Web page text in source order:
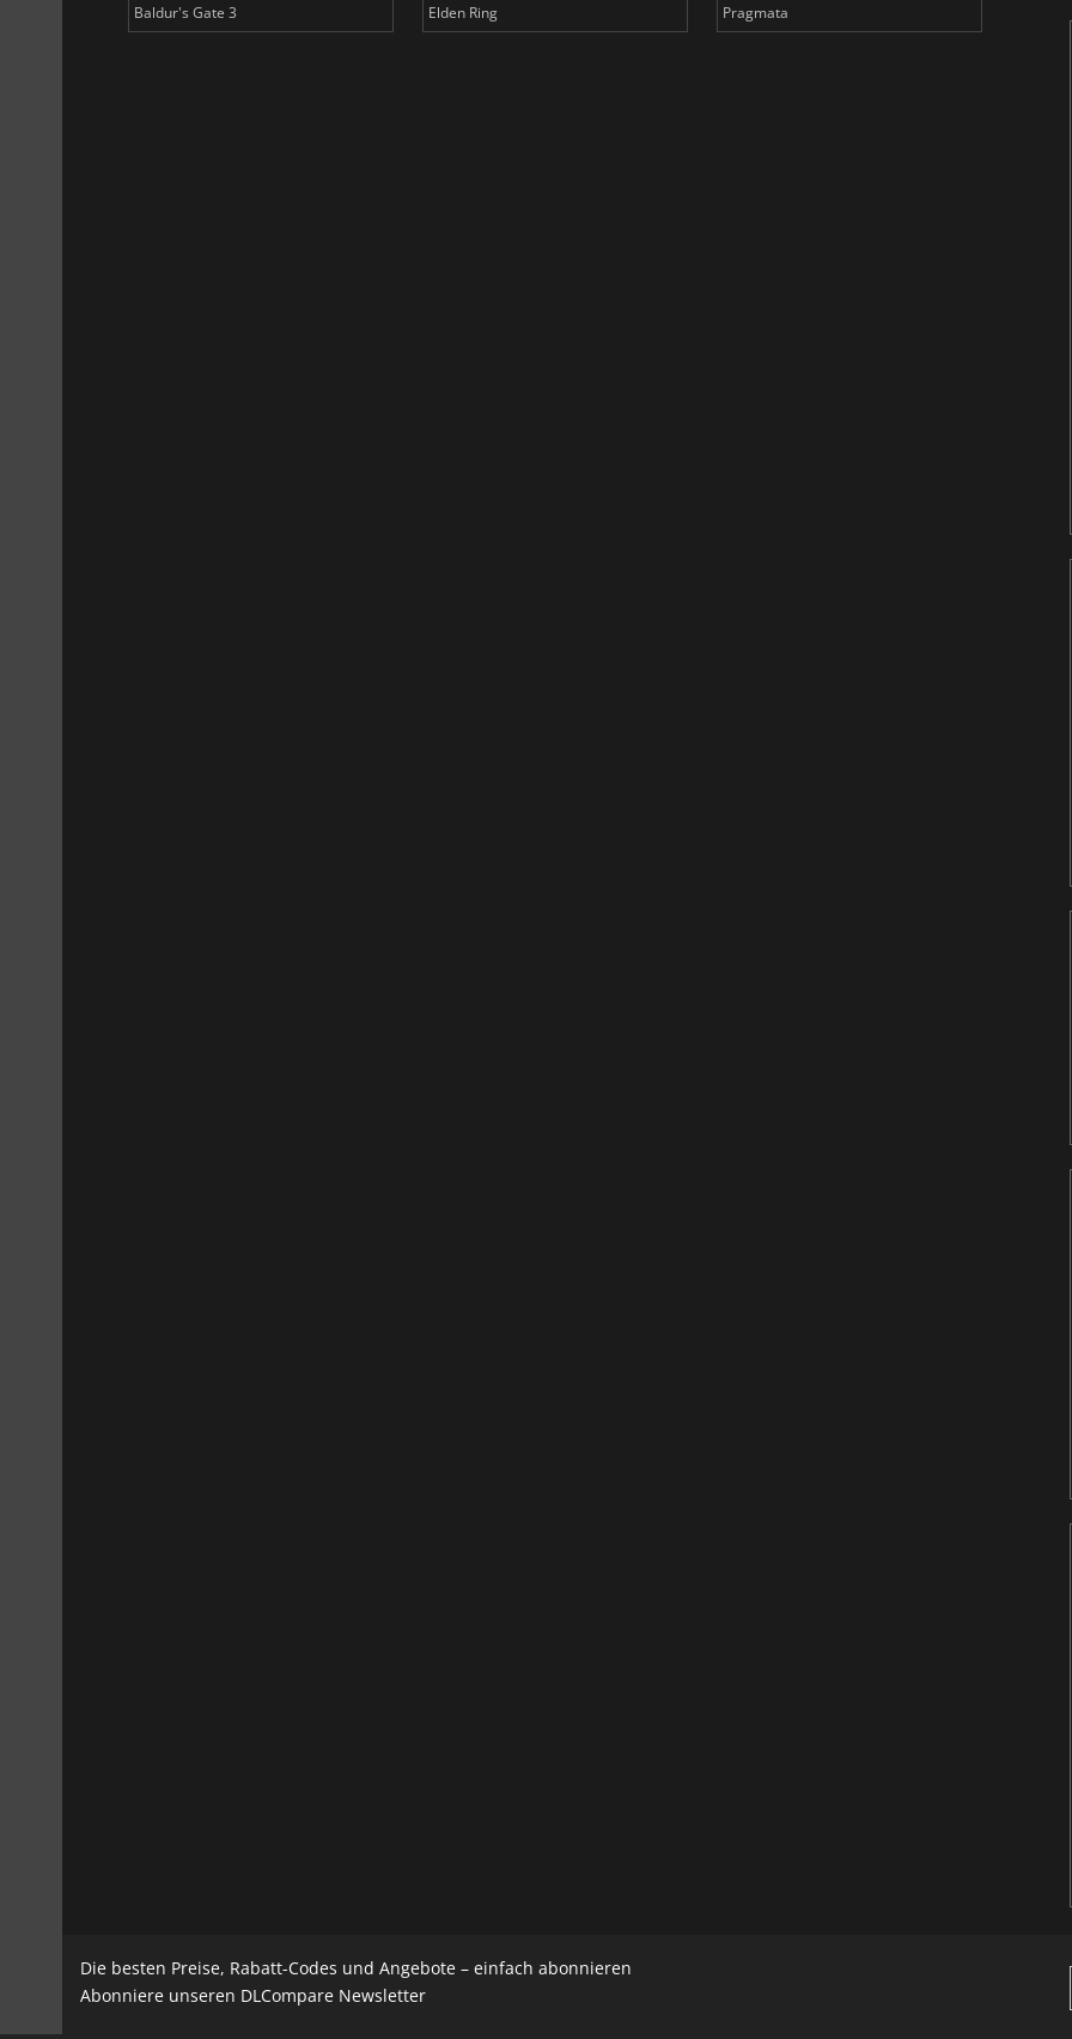
Baldur's Gate 3 Elden Ring Pragmata
Die besten Preise, Rabatt-Codes und Angebote – einfach abonnieren
Abonniere unseren DLCompare Newsletter